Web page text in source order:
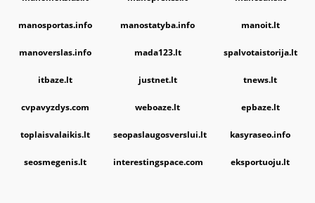
manosportas.info manostatyba.info manoit.lt
manoverslas.info mada123.lt spalvotaistorija.lt
itbaze.lt justnet.lt tnews.lt
cvpavyzdys.com weboaze.lt epbaze.lt
toplaisvalaikis.lt seopaslaugosverslui.lt kasyraseo.info
seosmegenis.lt interestingspace.com eksportuoju.lt